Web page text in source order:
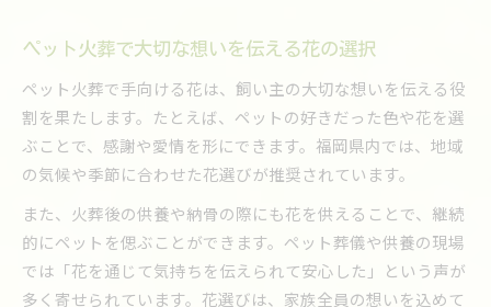
ペット火葬で大切な想いを伝える花の選択
ペット火葬で手向ける花は、飼い主の大切な想いを伝える役
割を果たします。たとえば、ペットの好きだった色や花を選
ぶことで、感謝や愛情を形にできます。福岡県内では、地域
の気候や季節に合わせた花選びが推奨されています。
また、火葬後の供養や納骨の際にも花を供えることで、継続
的にペットを偲ぶことができます。ペット葬儀や供養の現場
では「花を通じて気持ちを伝えられて安心した」という声が
多く寄せられています。花選びは、家族全員の想いを込めて